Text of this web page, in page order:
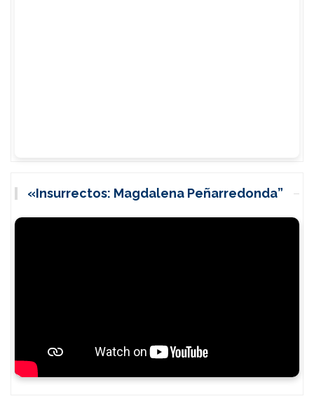
«Insurrectos: Magdalena Peñarredonda”